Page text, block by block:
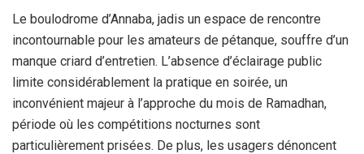
Le boulodrome d’Annaba, jadis un espace de rencontre
incontournable pour les amateurs de pétanque, souffre d’un
manque criard d’entretien. L’absence d’éclairage public
limite considérablement la pratique en soirée, un
inconvénient majeur à l’approche du mois de Ramadhan,
période où les compétitions nocturnes sont
particulièrement prisées. De plus, les usagers dénoncent